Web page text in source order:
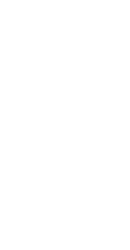
del nou contracte